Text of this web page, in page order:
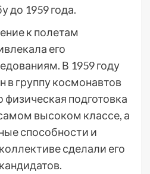
до 1959 года.
к полетам
его
В 1959 году
в группу космонавтов
физическая подготовка
высоком классе, а
способности и
сделали его